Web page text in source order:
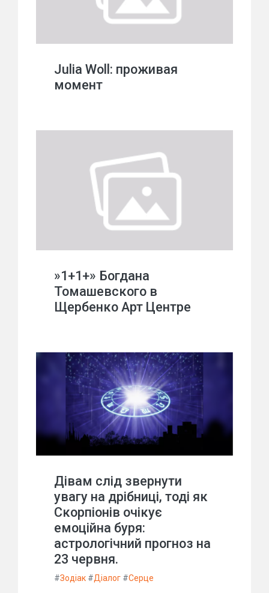
Julia Woll: проживая
момент
»1+1+» Богдана
Томашевского в
Щербенко Арт Центре
Дівам слід звернути
увагу на дрібниці, тоді як
Скорпіонів очікує
емоційна буря:
астрологічний прогноз на
23 червня.
#Зодіак #Діалог #Серце